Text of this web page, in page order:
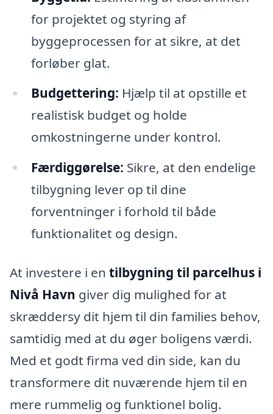
for projektet og styring af
byggeprocessen for at sikre, at det
forløber glat.
Budgettering: Hjælp til at opstille et
realistisk budget og holde
omkostningerne under kontrol.
Færdiggørelse: Sikre, at den endelige
tilbygning lever op til dine
forventninger i forhold til både
funktionalitet og design.
At investere i en tilbygning til parcelhus i
Nivå Havn giver dig mulighed for at
skræddersy dit hjem til din families behov,
samtidig med at du øger boligens værdi.
Med et godt firma ved din side, kan du
transformere dit nuværende hjem til en
mere rummelig og funktionel bolig.